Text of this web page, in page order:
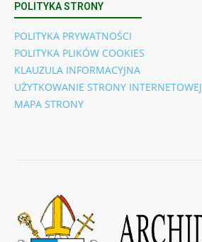
POLITYKA STRONY
POLITYKA PRYWATNOŚCI
POLITYKA PLIKÓW COOKIES
KLAUZULA INFORMACYJNA
UŻYTKOWANIE STRONY INTERNETOWEJ
MAPA STRONY